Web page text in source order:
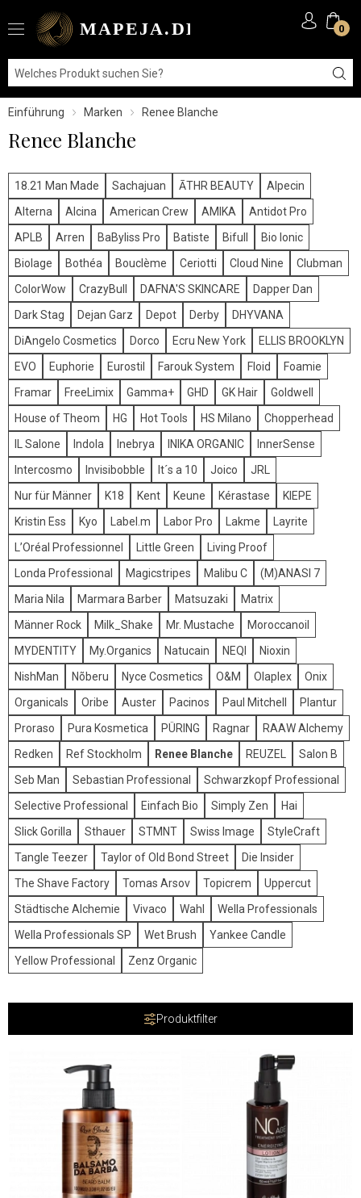
0
Einführung Marken Renee Blanche
Renee Blanche
18.21 Man Made Sachajuan ĀTHR BEAUTY
Alpecin
Alterna
Alcina American Crew AMIKA
Antidot Pro
APLB
Arren BaByliss Pro Batiste Bifull
Bio Ionic
Biolage
Bothéa Bouclème Ceriotti Cloud Nine
Clubman
ColorWow
CrazyBull DAFNA'S SKINCARE
Dapper Dan
Dark Stag
Dejan Garz Depot Derby
DHYVANA
DiAngelo Cosmetics
Dorco Ecru New York
ELLIS BROOKLYN
EVO
Euphorie Eurostil Farouk System Floid
Foamie
Framar
FreeLimix Gamma+ GHD GK Hair
Goldwell
House of Theom
HG Hot Tools HS Milano
Chopperhead
IL Salone
Indola Inebrya INIKA ORGANIC
InnerSense
Intercosmo
Invisibobble It´s a 10 Joico
JRL
Nur für Männer
K18 Kent Keune Kérastase
KIEPE
Kristin Ess
Kyo Label.m Labor Pro Lakme
Layrite
L’Oréal Professionnel
Little Green
Living Proof
Londa Professional
Magicstripes Malibu C
(M)ANASI 7
Maria Nila
Marmara Barber Matsuzaki
Matrix
Männer Rock
Milk_Shake Mr. Mustache
Moroccanoil
MYDENTITY
My.Organics Natucain NEQI
Nioxin
NishMan
Nõberu Nyce Cosmetics O&M Olaplex
Onix
Organicals
Oribe Auster Pacinos Paul Mitchell
Plantur
Proraso
Pura Kosmetica PÜRING Ragnar
RAAW Alchemy
Redken
Ref Stockholm Renee Blanche REUZEL
Salon B
Seb Man
Sebastian Professional
Schwarzkopf Professional
Selective Professional
Einfach Bio Simply Zen
Hai
Slick Gorilla
Sthauer STMNT Swiss Image
StyleCraft
Tangle Teezer
Taylor of Old Bond Street
Die Insider
The Shave Factory
Tomas Arsov Topicrem
Uppercut
Städtische Alchemie
Vivaco Wahl
Wella Professionals
Wella Professionals SP
Wet Brush
Yankee Candle
Yellow Professional
Zenz Organic
Produktfilter